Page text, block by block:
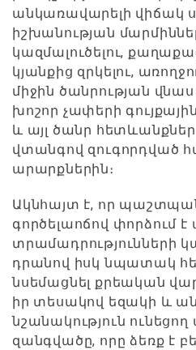
անկառավարելի վիճակ
իշխանության
կազմալուծելու,
կյանքից զրկելու,
միջին ծանրության
խոշոր չափերի
և այլ ծանր
վտանգով զուգորդված
արարքներին։
Ակնհայտ է, որ
գործելաոճով փորձում է
տրամադրությունների
դրանով իսկ նպատակ
նսեմացնել քրեական
իր տեսակով եզակի և
նշանակություն
զանգվածը, որը ձեռք է